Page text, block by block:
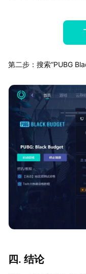
第二步：搜索“PUBG
四. 结论